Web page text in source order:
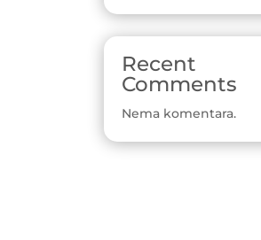
Recent
Comments
Nema komentara.